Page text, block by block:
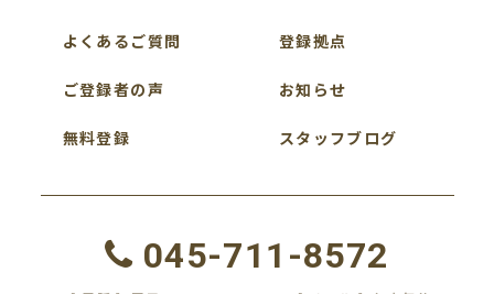
よくあるご質問
ご登録者の声
無料登録
登録拠点
お知らせ
スタッフブログ
045-711-8572